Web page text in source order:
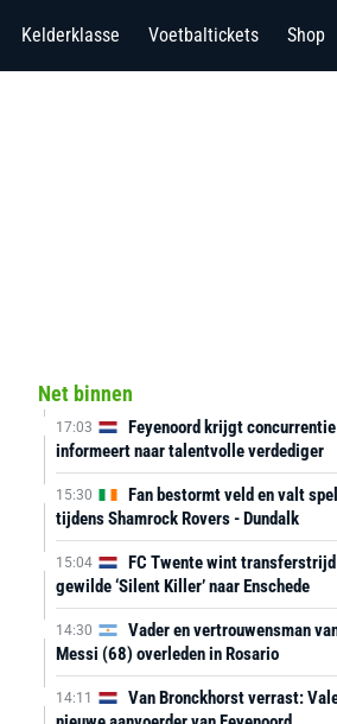
Kelderklasse Voetbaltickets Shop
Net binnen
17:03
Feyenoord krijgt
informeert naar talentvolle verdediger
15:30
Fan bestormt veld en valt
tijdens Shamrock Rovers - Dundalk
15:04
FC Twente wint
gewilde ‘Silent Killer’ naar Enschede
14:30
Vader en vertrouwensman
Messi (68) overleden in Rosario
14:11
Van Bronckhorst verrast: